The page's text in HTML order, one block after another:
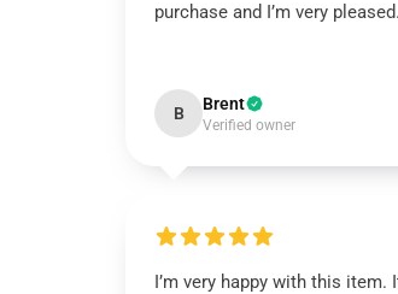
purchase and I’m very pleased.
B Brent
Verified owner
I’m very happy with this item.